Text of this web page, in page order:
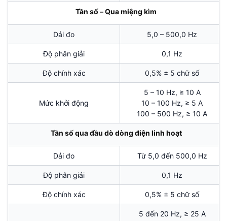
Tần số – Qua miệng kìm
Dải đo 5,0 – 500,0 Hz
Độ phân giải 0,1 Hz
Độ chính xác 0,5% ± 5 chữ số
Mức khởi động
5 – 10 Hz, ≥ 10 A
10 – 100 Hz, ≥ 5 A
100 – 500 Hz, ≥ 10 A
Tần số qua đầu dò dòng điện linh hoạt
Dải đo Từ 5,0 đến 500,0 Hz
Độ phân giải 0,1 Hz
Độ chính xác 0,5% ± 5 chữ số
5 đến 20 Hz, ≥ 25 A